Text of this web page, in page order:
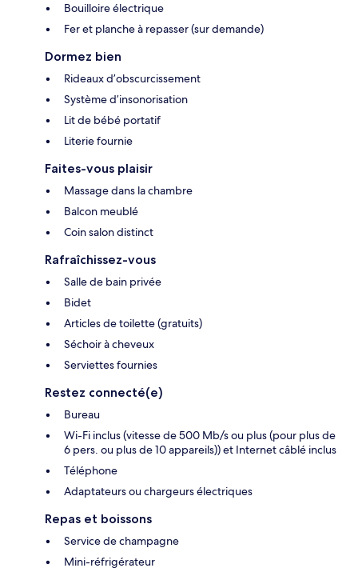
Bouilloire électrique
Fer et planche à repasser (sur demande)
Dormez bien
Rideaux d’obscurcissement
Système d’insonorisation
Lit de bébé portatif
Literie fournie
Faites-vous plaisir
Massage dans la chambre
Balcon meublé
Coin salon distinct
Rafraîchissez-vous
Salle de bain privée
Bidet
Articles de toilette (gratuits)
Séchoir à cheveux
Serviettes fournies
Restez connecté(e)
Bureau
Wi-Fi inclus (vitesse de 500 Mb/s ou plus (pour plus de
6 pers. ou plus de 10 appareils)) et Internet câblé inclus
Téléphone
Adaptateurs ou chargeurs électriques
Repas et boissons
Service de champagne
Mini-réfrigérateur